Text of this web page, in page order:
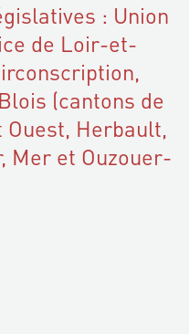
: Union
de Loir-et-
(cantons de
Ouest, Herbault,
Mer et Ouzouer-